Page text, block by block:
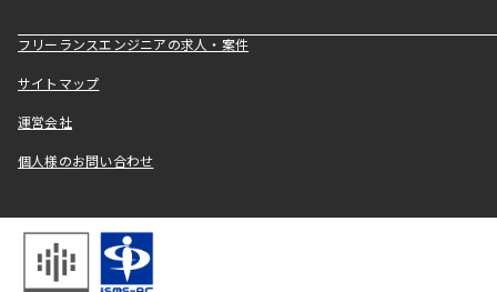
フリーランスエンジニアの求人・案件
サイトマップ
運営会社
個人様のお問い合わせ